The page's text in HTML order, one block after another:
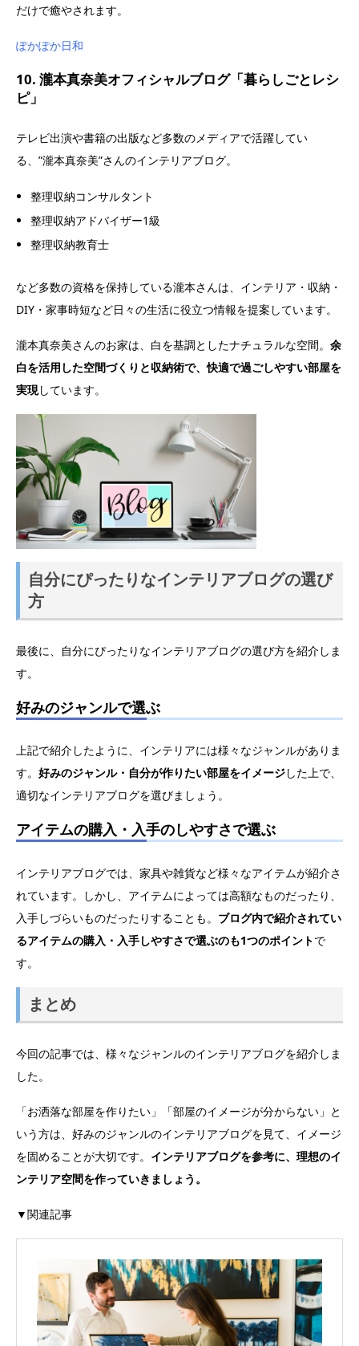
だけで癒やされます。
ぽかぽか日和
10. 瀧本真奈美オフィシャルブログ「暮らしごとレシ
ピ」
テレビ出演や書籍の出版など多数のメディアで活躍してい
る、”瀧本真奈美”さんのインテリアブログ。
整理収納コンサルタント
整理収納アドバイザー1級
整理収納教育士
など多数の資格を保持している瀧本さんは、インテリア・収納・
DIY・家事時短など日々の生活に役立つ情報を提案しています。
瀧本真奈美さんのお家は、白を基調としたナチュラルな空間。 余
白を活用した空間づくりと収納術で、快適で過ごしやすい部屋を
実現しています。
自分にぴったりなインテリアブログの選び
方
最後に、自分にぴったりなインテリアブログの選び方を紹介しま
す。
好みのジャンルで選ぶ
上記で紹介したように、インテリアには様々なジャンルがありま
す。 好みのジャンル・自分が作りたい部屋をイメージした上で、
適切なインテリアブログを選びましょう。
アイテムの購入・入手のしやすさで選ぶ
インテリアブログでは、家具や雑貨など様々なアイテムが紹介さ
れています。しかし、アイテムによっては高額なものだったり、
入手しづらいものだったりすることも。 ブログ内で紹介されてい
るアイテムの購入・入手しやすさで選ぶのも1つのポイントで
す。
まとめ
今回の記事では、様々なジャンルのインテリアブログを紹介しま
した。
「お洒落な部屋を作りたい」「部屋のイメージが分からない」と
いう方は、好みのジャンルのインテリアブログを見て、イメージ
を固めることが大切です。 インテリアブログを参考に、理想のイ
ンテリア空間を作っていきましょう。
▼関連記事